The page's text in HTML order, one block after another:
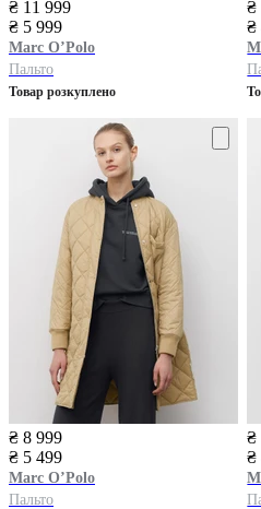
₴ 11 999
₴ 5 999
Marc O’Polo
Пальто
Товар розкуплено
₴
₴
₴ 8 999
₴ 5 499
Marc O’Polo
Пальто
₴
₴